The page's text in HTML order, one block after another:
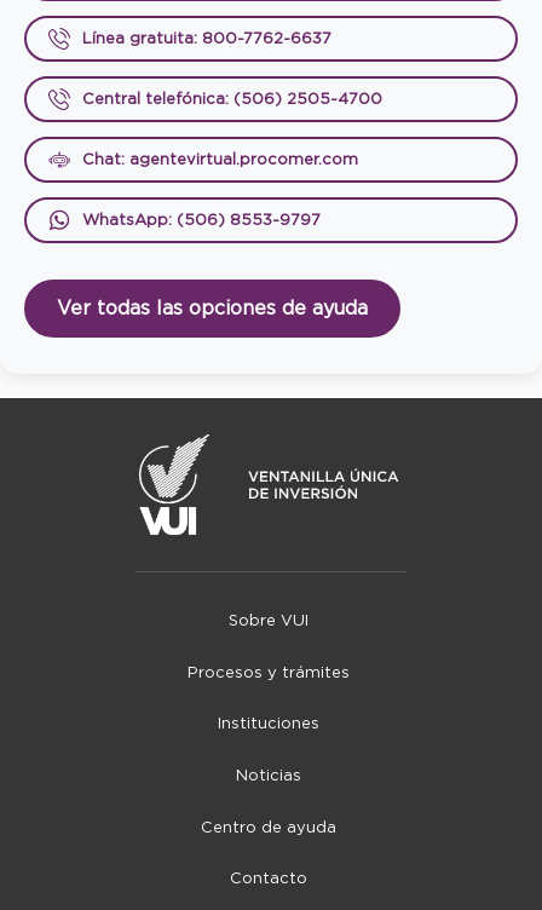
Línea gratuita: 800-7762-6637
Central telefónica: (506) 2505-4700
Chat: agentevirtual.procomer.com
WhatsApp: (506) 8553-9797
Ver todas las opciones de ayuda
Sobre VUI
Procesos y trámites
Instituciones
Noticias
Centro de ayuda
Contacto